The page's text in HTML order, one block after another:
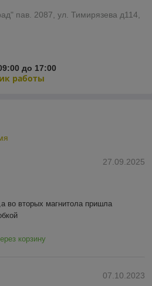
пав. 2087, ул. Тимирязева д114,
до 17:00
работы
27.09.2025
во вторых магнитола пришла
корзину
07.10.2023